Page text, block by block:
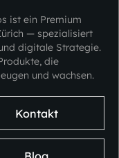
ist ein Premium
— spezialisiert
digitale Strategie.
die
und wachsen.
Kontakt